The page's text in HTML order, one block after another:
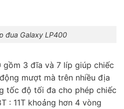
đua Galaxy LP400
gồm 3 đĩa và 7 líp giúp chiếc
mượt mà trên nhiều địa
tốc độ tối đa cho phép chiếc
: 11T khoảng hơn 4 vòng